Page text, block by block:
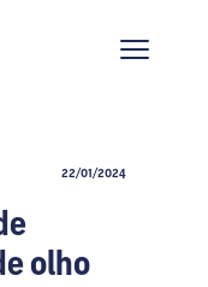
22/01/2024
olho